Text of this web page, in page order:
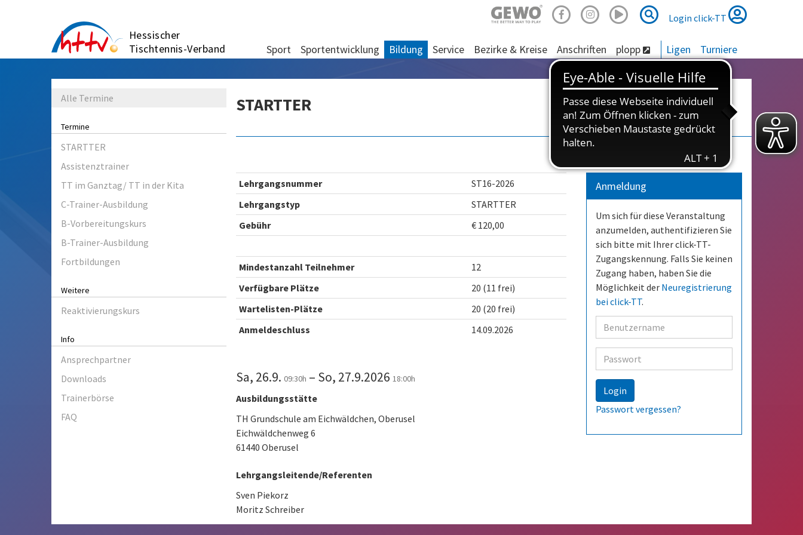
Hessischer
Tischtennis-Verband
Suche
Suche
Login click-TT
Sport Sportentwicklung Bildung Service Bezirke & Kreise Anschriften plopp Ligen Turniere
Alle Termine
Termine
STARTTER
Assistenztrainer
TT im Ganztag/ TT in der Kita
C-Trainer-Ausbildung
B-Vorbereitungskurs
B-Trainer-Ausbildung
Fortbildungen
Weitere
Reaktivierungskurs
Info
Ansprechpartner
Downloads
Trainerbörse
FAQ
STARTTER
Lehrgangsnummer
ST16-2026
Lehrgangstyp
STARTTER
Gebühr
€ 120,00
Mindestanzahl Teilnehmer
12
Verfügbare Plätze
20 (11 frei)
Wartelisten-Plätze
20 (20 frei)
Anmeldeschluss
14.09.2026
Sa, 26.9. 09:30h – So, 27.9.2026 18:00h
Ausbildungsstätte
TH Grundschule am Eichwäldchen, Oberusel
Eichwäldchenweg 6
61440 Oberusel
Lehrgangsleitende/Referenten
Sven Piekorz
Moritz Schreiber
Anmeldung
Um sich für diese Veranstaltung
anzumelden, authentifizieren Sie
sich bitte mit Ihrer click-TT-
Zugangskennung. Falls Sie keinen
Zugang haben, haben Sie die
Möglichkeit der Neuregistrierung
bei click-TT.
Benutzer
Passwort
Login
Passwort vergessen?